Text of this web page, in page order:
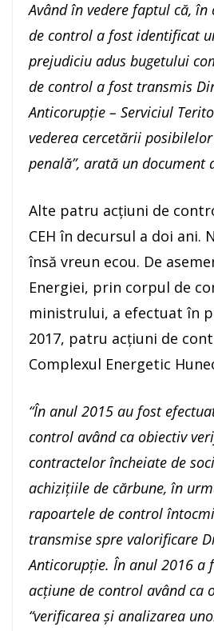
Având în vedere faptul că,
de control a fost identificat
prejudiciu adus bugetului
de control a fost transmis
Anticorupție – Serviciul
vederea cercetării
penală”, arată un document
Alte patru acțiuni de
CEH în decursul a doi ani.
însă vreun ecou. De
Energiei, prin corpul de
ministrului, a efectuat în
2017, patru acțiuni de
Complexul Energetic
“În anul 2015 au fost
control având ca obiectiv
contractelor încheiate de
achizițiile de cărbune, în
rapoartele de control
transmise spre valorificare
Anticorupție. În anul 2016 a
acțiune de control având ca
“verificarea și analizarea